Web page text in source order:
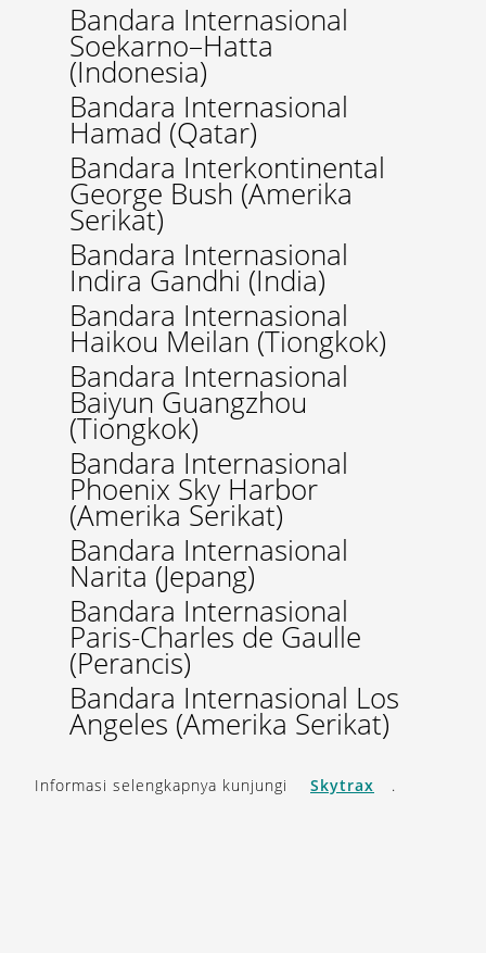
Bandara Internasional
Soekarno–Hatta
(Indonesia)
Bandara Internasional
Hamad (Qatar)
Bandara Interkontinental
George Bush (Amerika
Serikat)
Bandara Internasional
Indira Gandhi (India)
Bandara Internasional
Haikou Meilan (Tiongkok)
Bandara Internasional
Baiyun Guangzhou
(Tiongkok)
Bandara Internasional
Phoenix Sky Harbor
(Amerika Serikat)
Bandara Internasional
Narita (Jepang)
Bandara Internasional
Paris-Charles de Gaulle
(Perancis)
Bandara Internasional Los
Angeles (Amerika Serikat)
Informasi selengkapnya kunjungi Skytrax .